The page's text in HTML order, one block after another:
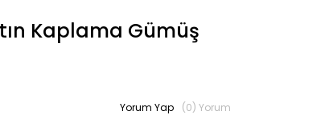
Kaplama Gümüş
Yorum Yap (0) Yorum